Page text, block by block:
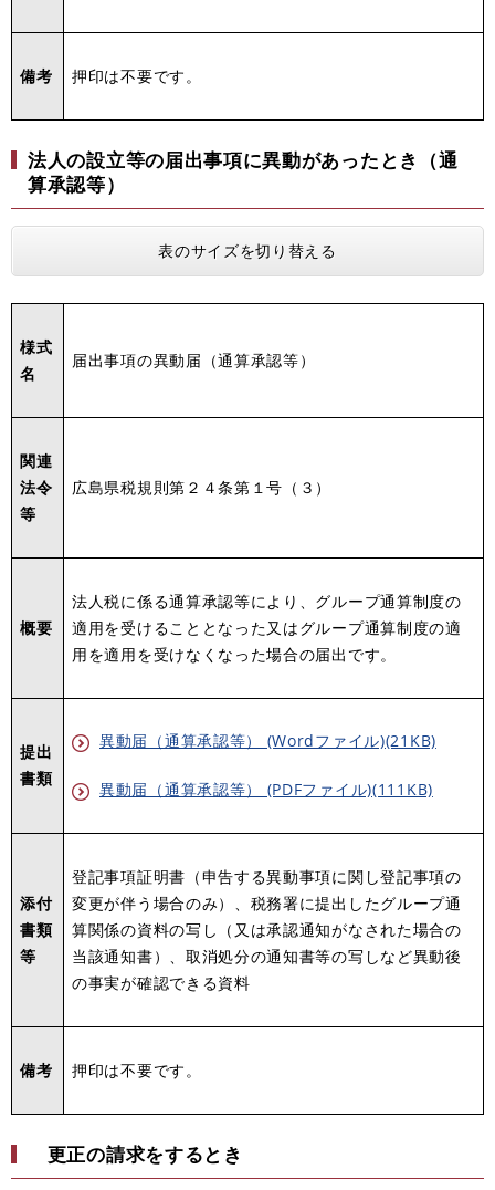
備考 押印は不要です。
法人の設立等の届出事項に異動があったとき（通
算承認等）
表のサイズを切り替える
様式
名
届出事項の異動届（通算承認等）
関連
法令
等
広島県税規則第２４条第１号（３）
概要
法人税に係る通算承認等により、グループ通算制度の
適用を受けることとなった又はグループ通算制度の適
用を適用を受けなくなった場合の届出です。
提出
書類
異動届（通算承認等） (Wordファイル)(21KB)
異動届（通算承認等） (PDFファイル)(111KB)
添付
書類
等
登記事項証明書（申告する異動事項に関し登記事項の
変更が伴う場合のみ）、税務署に提出したグループ通
算関係の資料の写し（又は承認通知がなされた場合の
当該通知書）、取消処分の通知書等の写しなど異動後
の事実が確認できる資料
備考 押印は不要です。
更正の請求をするとき